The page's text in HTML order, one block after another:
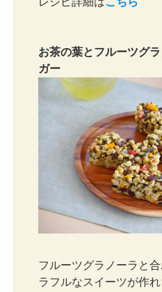
お茶の葉とフルーツグ
ガー
フルーツグラノーラと
ラフルなスイーツが作れ